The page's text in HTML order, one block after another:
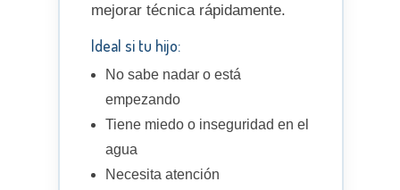
mejorar técnica rápidamente.
Ideal si tu hijo:
No sabe nadar o está
empezando
Tiene miedo o inseguridad en el
agua
Necesita atención